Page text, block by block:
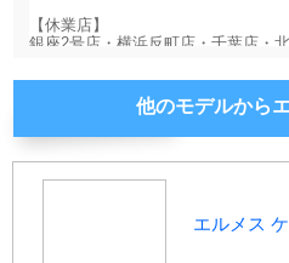
他のモデルから
エルメス